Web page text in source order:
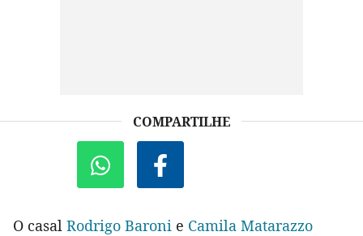
COMPARTILHE
O casal Rodrigo Baroni e Camila Matarazzo